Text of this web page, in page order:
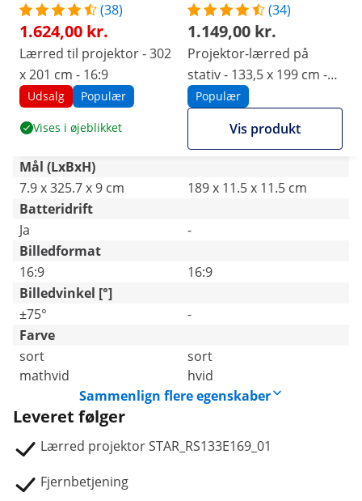
(38)
1.624,00 kr.
Lærred til projektor - 302
x 201 cm - 16:9
Udsalg Populær
Vises i øjeblikket
(34)
1.149,00 kr.
Projektor-lærred på
stativ - 133,5 x 199 cm -
16:9 - transportabelt
Populær
Vis produkt
Mål (LxBxH)
7.9 x 325.7 x 9 cm
189 x 11.5 x 11.5 cm
Batteridrift
Ja
-
Billedformat
16:9
16:9
Billedvinkel [°]
±75°
-
Farve
sort
mathvid
sort
hvid
Sammenlign flere egenskaber
Leveret følger
Lærred projektor STAR_RS133E169_01
Fjernbetjening